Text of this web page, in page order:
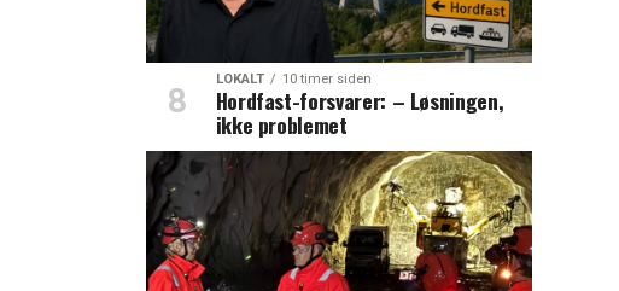
LOKALT 10 timer siden
Hordfast-forsvarer: – Løsningen,
ikke problemet